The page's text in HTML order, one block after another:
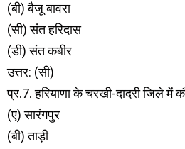
(बी) बैजू बावरा
(सी) संत हरिदास
(डी) संत कबीर
उत्तर: (सी)
प्र.7. हरियाणा के चरखी-दादरी जिले में
(ए) सारंगपुर
(बी) ताड़ी